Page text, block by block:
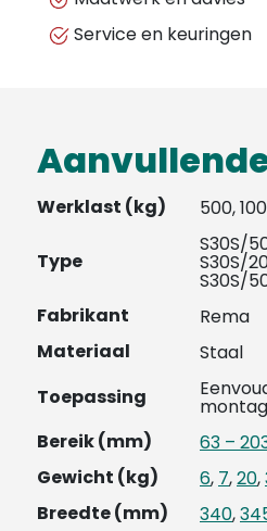
Service en keuringen
Werklast (kg) 500,
Type
S30S/
S30S/
S30S/
Fabrikant
Rema
Materiaal
Staal
Toepassing
Bereik (mm)
63 –
Gewicht (kg)
6, 7,20,
Breedte (mm)
340,